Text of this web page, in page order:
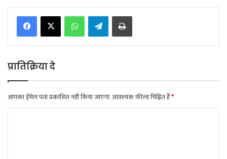
Telegram
प्रातिक्रिया दे
आपका ईमेल पता प्रकाशित नहीं किया जाएगा.आवश्यक फ़ील्ड चिह्नित हैं*